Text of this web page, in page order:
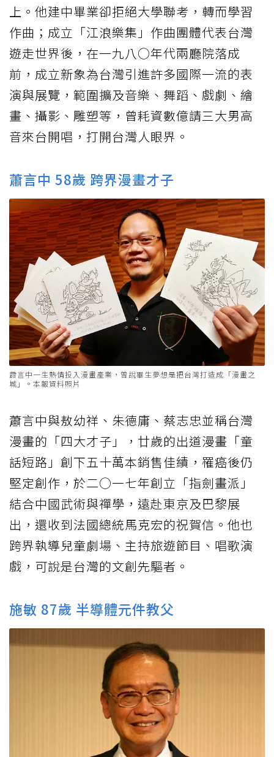
上。他建中畢業卻拒絕大學聯考，轉而學習
作曲；成立「江浪樂集」作曲團體代表台灣
遊走世界後，在一九八○年代兩廳院落成
前，成立新象為台灣引進許多國際一流的表
演與展覽，範圍擴及音樂、舞蹈、戲劇、繪
畫、攝影、雕塑等，曾耗資數億請三大男高
音來台開唱，打開台灣人眼界。
蕭言中 58歲 跨界漫畫才子
蕭言中一生熱情投入漫畫產業，曾說畢生夢想是把台灣打造成「漫畫之
城」。本報資料照片
蕭言中與敖幼祥、朱德庸、蔡志忠並稱台灣
漫畫的「四大才子」，廿歲的出道漫畫「童
話短路」創下五十萬本銷售佳績，罹癌後仍
堅定創作，於二○一七年創立「指劍畫派」
結合中國武術與禪學，遠赴東京及巴黎展
出，還收到法國總統馬克宏的祝賀信。他也
跨界執導兒童劇場、主持旅遊節目、唱歌演
戲，可說是台灣的文創先驅者。
施敏 87歲 半導體元件教父